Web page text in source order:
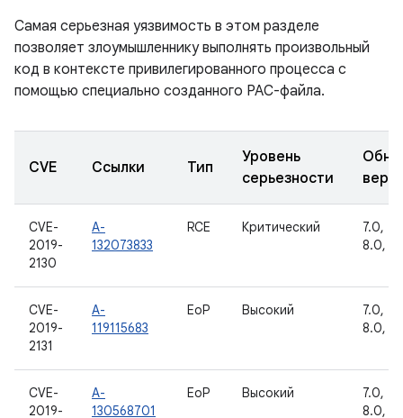
Самая серьезная уязвимость в этом разделе
позволяет злоумышленнику выполнять произвольный
код в контексте привилегированного процесса с
помощью специально созданного PAC-файла.
CVE Ссылки Тип
Уровень
серьезности
CVE-
2019-
2130
A-
132073833
RCE Критический
7.0,
8.0,
CVE-
2019-
2131
A-
119115683
EoP Высокий
7.0,
8.0,
CVE-
2019-
A-
130568701
EoP Высокий
7.0,
8.0,